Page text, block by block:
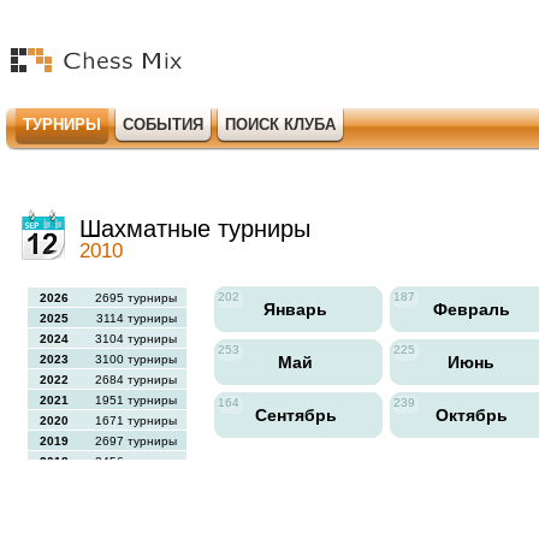
ТУРНИРЫ СОБЫТИЯ ПОИСК КЛУБА
Шахматные турниры
2010
2026
2695 турниры
2025
3114 турниры
2024
3104 турниры
2023
3100 турниры
2022
2684 турниры
2021
1951 турниры
2020
1671 турниры
2019
2697 турниры
2018
2456 турниры
202
Январь
187
Февраль
253
Май
225
Июнь
164
Сентябрь
239
Октябрь